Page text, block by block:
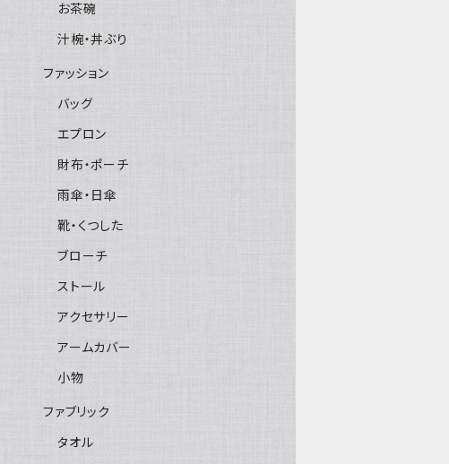
お茶碗
汁椀・丼ぶり
ファッション
バッグ
エプロン
財布・ポーチ
雨傘・日傘
靴・くつした
ブローチ
ストール
アクセサリー
アームカバー
小物
ファブリック
タオル